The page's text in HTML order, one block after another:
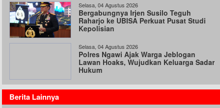
Selasa, 04 Agustus 2026
Bergabungnya Irjen Susilo Teguh
Raharjo ke UBISA Perkuat Pusat Studi
Kepolisian
Selasa, 04 Agustus 2026
Polres Ngawi Ajak Warga Jeblogan
Lawan Hoaks, Wujudkan Keluarga Sadar
Hukum
Berita Lainnya